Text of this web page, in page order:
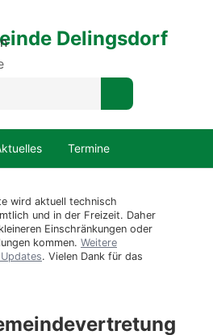
Delingsdorf
Termine
wird aktuell technisch
und in der Freizeit. Daher
Einschränkungen oder
kommen. Weitere
. Vielen Dank für das